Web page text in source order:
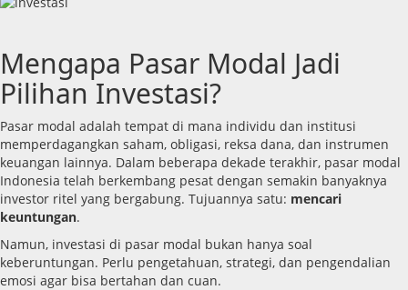
Mengapa Pasar Modal Jadi
Pilihan Investasi?
Pasar modal adalah tempat di mana individu dan institusi
memperdagangkan saham, obligasi, reksa dana, dan instrumen
keuangan lainnya. Dalam beberapa dekade terakhir, pasar modal
Indonesia telah berkembang pesat dengan semakin banyaknya
investor ritel yang bergabung. Tujuannya satu: mencari
keuntungan.
Namun, investasi di pasar modal bukan hanya soal
keberuntungan. Perlu pengetahuan, strategi, dan pengendalian
emosi agar bisa bertahan dan cuan.